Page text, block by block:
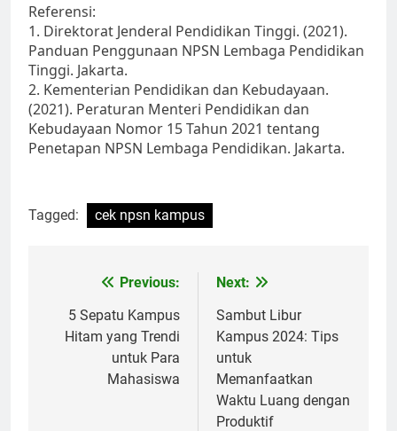
Referensi:
1. Direktorat Jenderal Pendidikan Tinggi. (2021).
Panduan Penggunaan NPSN Lembaga Pendidikan
Tinggi. Jakarta.
2. Kementerian Pendidikan dan Kebudayaan.
(2021). Peraturan Menteri Pendidikan dan
Kebudayaan Nomor 15 Tahun 2021 tentang
Penetapan NPSN Lembaga Pendidikan. Jakarta.
Tagged: cek npsn kampus
navigation
Previous:
5 Sepatu Kampus
Hitam yang Trendi
untuk Para
Mahasiswa
Next:
Sambut Libur
Kampus 2024: Tips
untuk
Memanfaatkan
Waktu Luang dengan
Produktif